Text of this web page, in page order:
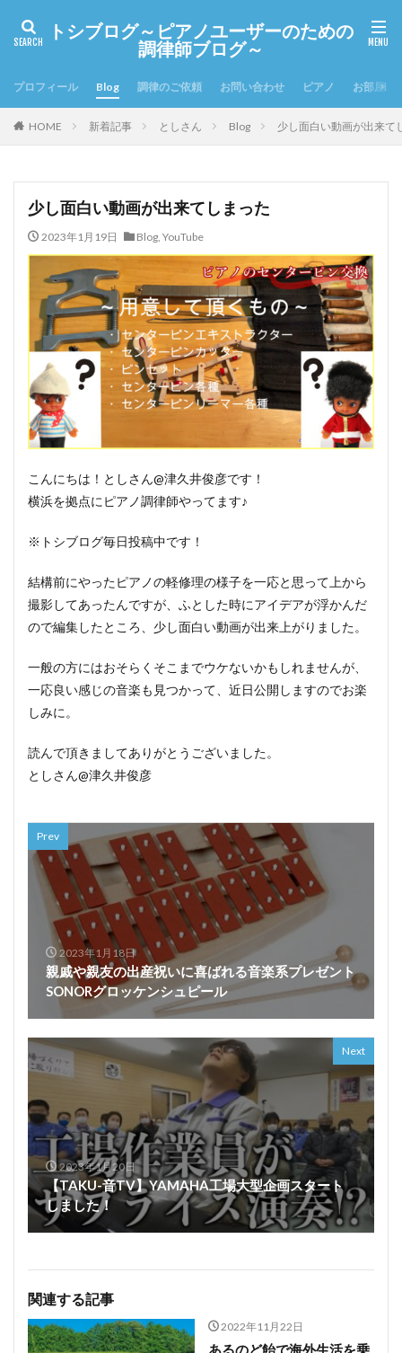
トシブログ～ピアノユーザーのための
調律師ブログ～
プロフィール Blog 調律のご依頼 お問い合わせ ピアノ お部屋の
HOME 新着記事 としさん Blog 少し面白い動画が出来て
少し面白い動画が出来てしまった
2023年1月19日 Blog, YouTube
こんにちは！としさん@津久井俊彦です！
横浜を拠点にピアノ調律師やってます♪
※トシブログ毎日投稿中です！
結構前にやったピアノの軽修理の様子を一応と思って上から
撮影してあったんですが、ふとした時にアイデアが浮かんだ
ので編集したところ、少し面白い動画が出来上がりました。
一般の方にはおそらくそこまでウケないかもしれませんが、
一応良い感じの音楽も見つかって、近日公開しますのでお楽
しみに。
読んで頂きましてありがとうございました。
としさん@津久井俊彦
Prev
2023年1月18日
親戚や親友の出産祝いに喜ばれる音楽系プレゼント
SONORグロッケンシュピール
Next
2023年1月20日
【TAKU-音TV】YAMAHA工場大型企画スタート
しました！
関連する記事
2022年11月22日
あるのど飴で海外生活を乗